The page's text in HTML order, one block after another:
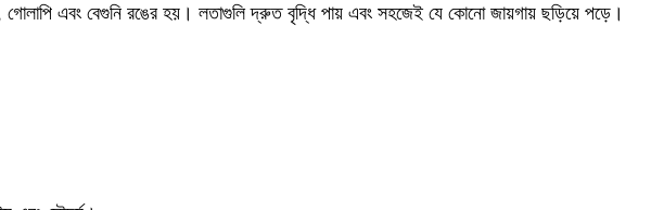
এবং বেগুনি রঙের হয়। লতাগুলি দ্রুত বৃদ্ধি পায় এবং সহজেই যে কোনো জায়গায় ছড়িয়ে পড়ে।